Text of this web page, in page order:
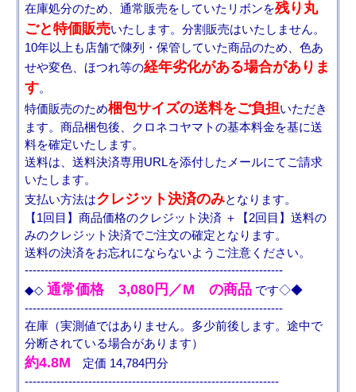
在庫処分のため、通常販売をしていたリボンを残り丸
ごと特価販売いたします。分割販売はいたしません。
10年以上も店舗で陳列・保管していた商品のため、色あ
せや変色、ほつれ等の経年劣化がある場合がありま
す。
特価販売のため梱包サイズの送料をご負担いただき
ます。商品梱包後、クロネコヤマトの基本料金を基に送
料を確定いたします。
送料は、送料決済専用URLを添付したメールにてご請求
いたします。
支払い方法はクレジット決済のみとなります。
【1回目】商品価格のクレジット決済 ＋【2回目】送料の
みのクレジット決済でご注文の確定となります。
送料の決済をお忘れにならないようご注意ください。
-----------------------------------------------------------------
◆◇ 通常価格 3,080円／M の商品です◇◆
-----------------------------------------------------------------
在庫（実測値ではありません。多少前後します。途中で
分断されている場合があります）
約4.8M 定価 14,784円分
----------------------------------------------------------------